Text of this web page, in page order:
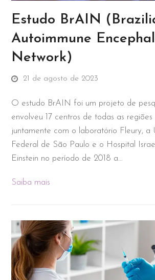
Estudo BrAIN
Autoimmune
Network)
21 de agosto de 2023
O estudo BrAIN foi um projeto de
envolveu 17 centros de todas as regiões
juntamente com o laboratório Fleury, a
Federal de São Paulo e o Hospital
Einstein no período de 2018 a…
Saiba mais